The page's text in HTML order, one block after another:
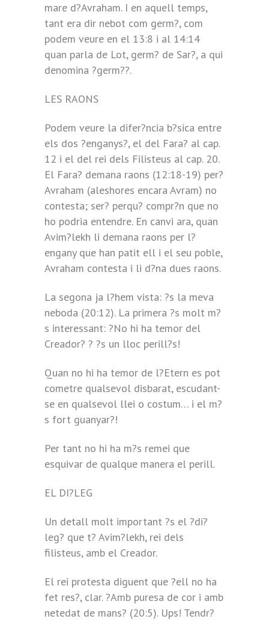
mare d?Avraham. I en aquell temps,
tant era dir nebot com germ?, com
podem veure en el 13:8 i al 14:14
quan parla de Lot, germ? de Sar?, a qui
denomina ?germ??.
LES RAONS
Podem veure la difer?ncia b?sica entre
els dos ?enganys?, el del Fara? al cap.
12 i el del rei dels Filisteus al cap. 20.
El Fara? demana raons (12:18-19) per?
Avraham (aleshores encara Avram) no
contesta; ser? perqu? compr?n que no
ho podria entendre. En canvi ara, quan
Avim?lekh li demana raons per l?
engany que han patit ell i el seu poble,
Avraham contesta i li d?na dues raons.
La segona ja l?hem vista: ?s la meva
neboda (20:12). La primera ?s molt m?
s interessant: ?No hi ha temor del
Creador? ? ?s un lloc perill?s!
Quan no hi ha temor de l?Etern es pot
cometre qualsevol disbarat, escudant-
se en qualsevol llei o costum… i el m?
s fort guanyar?!
Per tant no hi ha m?s remei que
esquivar de qualque manera el perill.
EL DI?LEG
Un detall molt important ?s el ?di?
leg? que t? Avim?lekh, rei dels
filisteus, amb el Creador.
El rei protesta diguent que ?ell no ha
fet res?, clar. ?Amb puresa de cor i amb
netedat de mans? (20:5). Ups! Tendr?